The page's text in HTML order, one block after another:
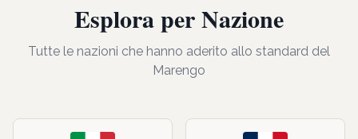
Esplora per Nazione
Tutte le nazioni che hanno aderito allo standard del
Marengo